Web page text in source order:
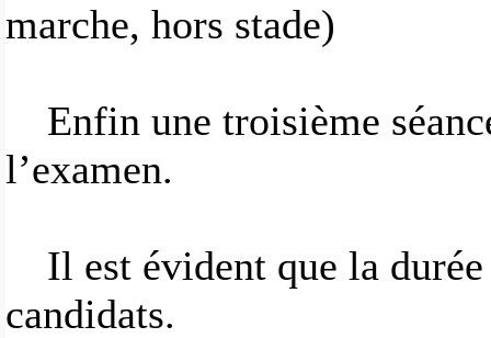
marche, hors stade)
Enfin une troisième
l’examen.
Il est évident que la
candidats.